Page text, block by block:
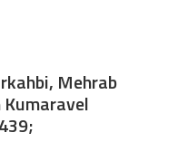
Mehrab
Kumaravel